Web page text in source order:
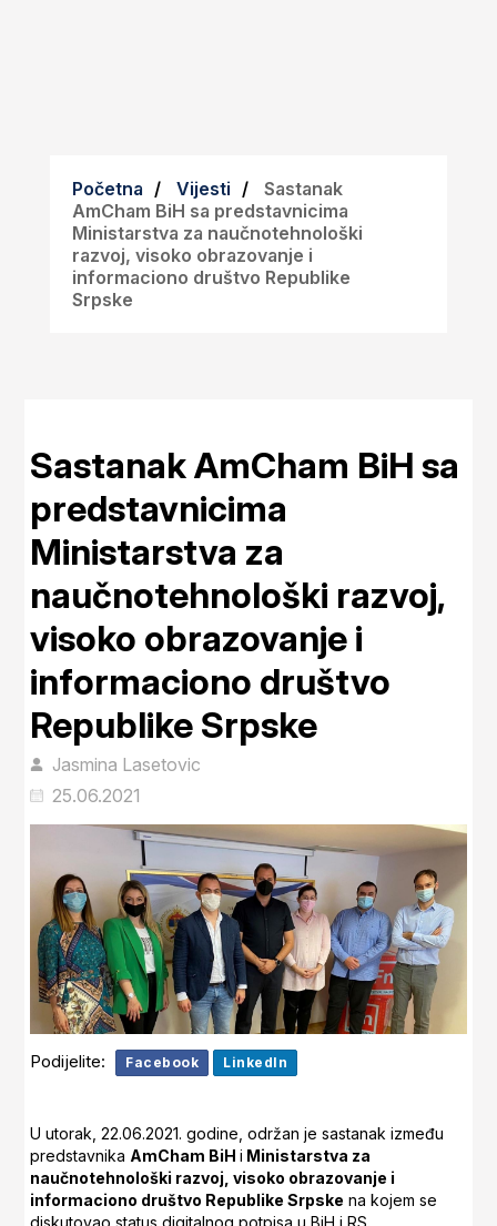
Početna Vijesti
Sastanak
AmCham BiH sa predstavnicima
Ministarstva za naučnotehnološki
razvoj, visoko obrazovanje i
informaciono društvo Republike
Srpske
Sastanak AmCham BiH sa
predstavnicima
Ministarstva za
naučnotehnološki razvoj,
visoko obrazovanje i
informaciono društvo
Republike Srpske
Jasmina Lasetovic
25.06.2021
Podijelite: Facebook LinkedIn
U utorak, 22.06.2021. godine, održan je sastanak između
predstavnika AmCham BiHi Ministarstva za
naučnotehnološki razvoj, visoko obrazovanje i
informaciono društvo Republike Srpske na kojem se